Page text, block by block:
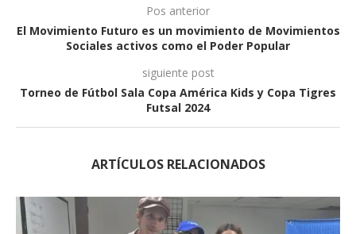
Pos anterior
El Movimiento Futuro es un movimiento de Movimientos
Sociales activos como el Poder Popular
siguiente post
Torneo de Fútbol Sala Copa América Kids y Copa Tigres
Futsal 2024
ARTÍCULOS RELACIONADOS